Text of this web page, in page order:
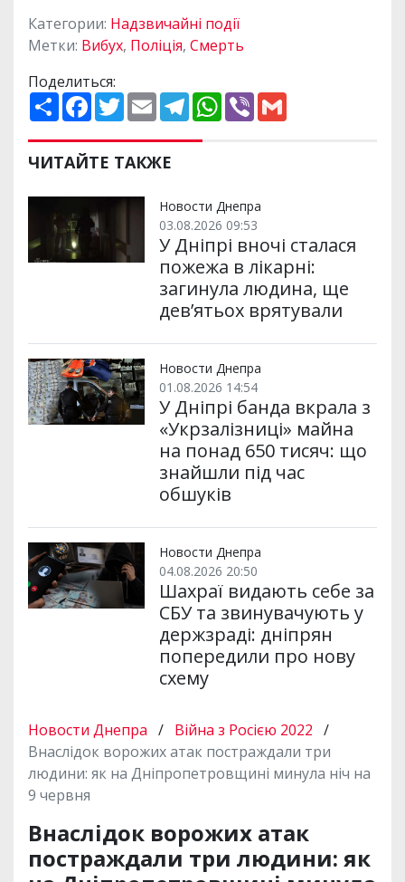
Категории: Надзвичайні події
Метки: Вибух, Поліція, Смерть
Поделиться:
П
о
и
р
и
и
F
a
e
b
o
k
T
w
t
t
e
E
m
i
l
T
e
e
m
W
h
p
V
ЧИТАЙТЕ ТАКЖЕ
Новости Днепра
03.08.2026 09:53
У Дніпрі вночі сталася
пожежа в лікарні:
загинула людина, ще
дев’ятьох врятували
Новости Днепра
01.08.2026 14:54
У Дніпрі банда вкрала з
«Укрзалізниці» майна
на понад 650 тисяч: що
знайшли під час
обшуків
Новости Днепра
04.08.2026 20:50
Шахраї видають себе за
СБУ та звинувачують у
держзраді: дніпрян
попередили про нову
схему
Новости Днепра / Війна з Росією 2022 /
Внаслідок ворожих атак постраждали три
людини: як на Дніпропетровщині минула ніч на
9 червня
Внаслідок ворожих атак
постраждали три людини: як